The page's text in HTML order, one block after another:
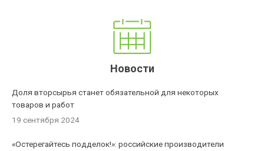
Новости
Доля вторсырья станет обязательной для некоторых
товаров и работ
19 сентября 2024
«Остерегайтесь подделок!»: российские производители